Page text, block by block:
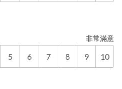
非常滿意
5 6 7 8 9 10